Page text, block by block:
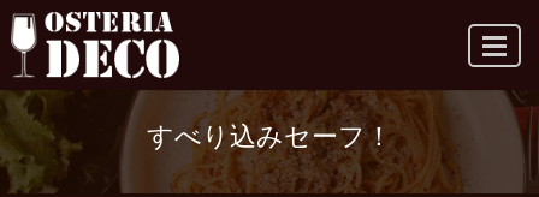
MENU
すべり込みセーフ！